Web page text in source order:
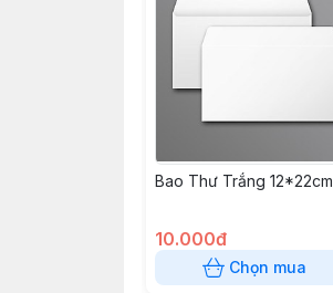
Bao Thư Trắng 12*22cm
10.000đ
Chọn mua